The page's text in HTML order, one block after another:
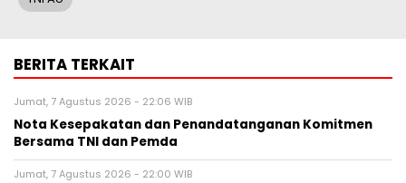
BERITA TERKAIT
Jumat, 7 Agustus 2026 - 22:06 WIB
Nota Kesepakatan dan Penandatanganan Komitmen
Bersama TNI dan Pemda
Jumat, 7 Agustus 2026 - 22:00 WIB